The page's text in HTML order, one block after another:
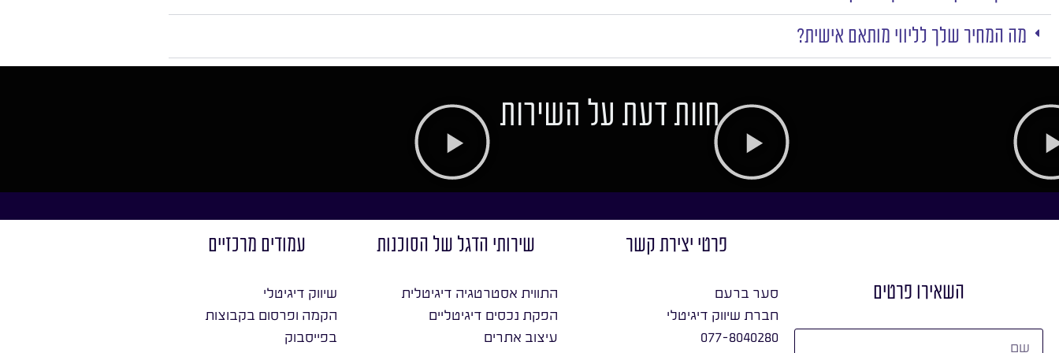
מה המחיר שלך לליווי מותאם אישית?
חוות דעת על השירות
השאירו פרטים
פרטי יצירת קשר
סער ברעם
חברת שיווק דיגיטלי
077-8040280
שירותי הדגל של הסוכנות
התווית אסטרטגיה דיגיטלית
הפקת נכסים דיגיטליים
עיצוב אתרים
עמודים מרכזיים
שיווק דיגיטלי
הקמה ופרסום בקבוצות
בפייסבוק